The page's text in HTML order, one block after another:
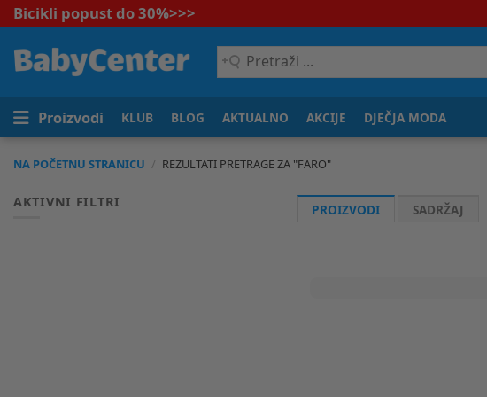
Bicikli popust do 30%>>>
Pretraži
...
Proizvodi KLUB BLOG AKTUALNO AKCIJE DJEČJA MODA
NA POČETNU STRANICU / REZULTATI PRETRAGEZA "FARO"
AKTIVNI FILTRI PROIZVODI SADRŽAJ